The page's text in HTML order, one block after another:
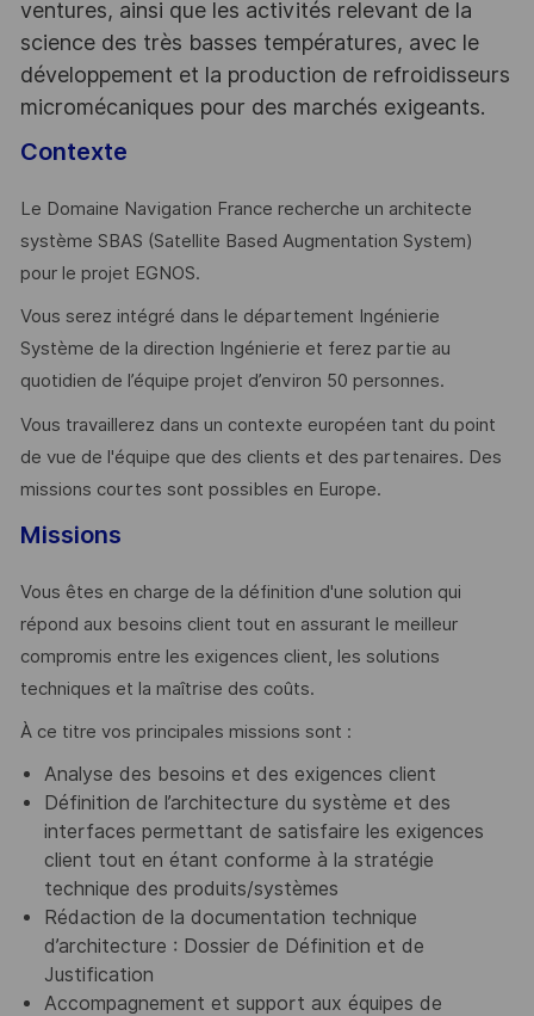
ventures, ainsi que les activités relevant de la
science des très basses températures, avec le
développement et la production de refroidisseurs
micromécaniques pour des marchés exigeants.
Contexte
Le Domaine Navigation France recherche un architecte
système SBAS (Satellite Based Augmentation System)
pour le projet EGNOS.
Vous serez intégré dans le département Ingénierie
Système de la direction Ingénierie et ferez partie au
quotidien de l’équipe projet d’environ 50 personnes.
Vous travaillerez dans un contexte européen tant du point
de vue de l'équipe que des clients et des partenaires. Des
missions courtes sont possibles en Europe.
Missions
Vous êtes en charge de la définition d'une solution qui
répond aux besoins client tout en assurant le meilleur
compromis entre les exigences client, les solutions
techniques et la maîtrise des coûts.
À ce titre vos principales missions sont :
Analyse des besoins et des exigences client
Définition de l’architecture du système et des
interfaces permettant de satisfaire les exigences
client tout en étant conforme à la stratégie
technique des produits/systèmes
Rédaction de la documentation technique
d’architecture : Dossier de Définition et de
Justification
Accompagnement et support aux équipes de